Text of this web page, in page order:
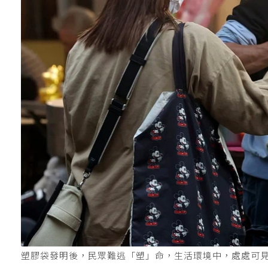
塑膠袋發明後，民眾難逃「塑」命，生活環境中，處處